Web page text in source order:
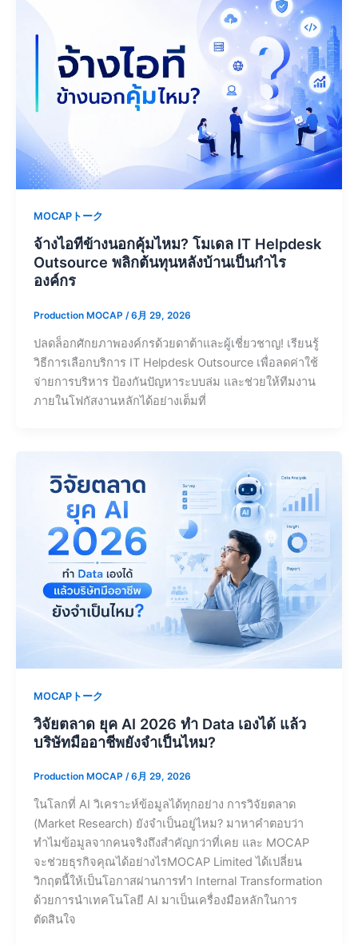
MOCAPトーク
จ้างไอทีข้างนอกคุ้มไหม? โมเดล IT Helpdesk
Outsource พลิกต้นทุนหลังบ้านเป็นกำไร
องค์กร
Production MOCAP /6月 29, 2026
ปลดล็อกศักยภาพองค์กรด้วยดาต้าและผู้เชี่ยวชาญ! เรียนรู้
วิธีการเลือกบริการ IT Helpdesk Outsource เพื่อลดค่าใช้
จ่ายการบริหาร ป้องกันปัญหาระบบล่ม และช่วยให้ทีมงาน
ภายในโฟกัสงานหลักได้อย่างเต็มที่
MOCAPトーク
วิจัยตลาด ยุค AI 2026 ทำ Data เองได้ แล้ว
บริษัทมืออาชีพยังจำเป็นไหม?
Production MOCAP /6月 29, 2026
ในโลกที่ AI วิเคราะห์ข้อมูลได้ทุกอย่าง การวิจัยตลาด
(Market Research) ยังจำเป็นอยู่ไหม? มาหาคำตอบว่า
ทำไมข้อมูลจากคนจริงถึงสำคัญกว่าที่เคย และ MOCAP
จะช่วยธุรกิจคุณได้อย่างไรMOCAP Limited ได้เปลี่ยน
วิกฤตนี้ให้เป็นโอกาสผ่านการทำ Internal Transformation
ด้วยการนำเทคโนโลยี AI มาเป็นเครื่องมือหลักในการ
ตัดสินใจ